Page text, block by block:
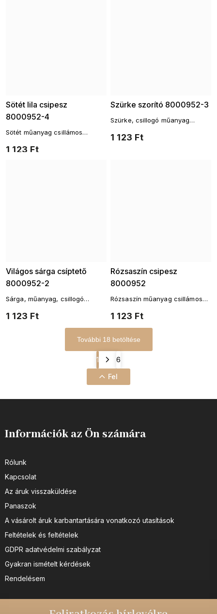
Sötét lila csipesz
8000952-4
1 123 Ft
Sötét műanyag csillámos
Szürke szorító 8000952-3
1 123 Ft
Szürke, csillogó műanyag
Világos sárga csíptető
8000952-2
1 123 Ft
Sárga, műanyag, csillogó
Rózsaszín csipesz
8000952
1 123 Ft
Rózsaszín műanyag csillámos
További 18 betöltése
1 6
Fel
Információk az Ön számára
Rólunk
Kapcsolat
Az áruk visszaküldése
Panaszok
A vásárolt áruk karbantartására vonatkozó utasítások
Feltételek és feltételek
GDPR adatvédelmi szabályzat
Gyakran ismételt kérdések
Rendelésem